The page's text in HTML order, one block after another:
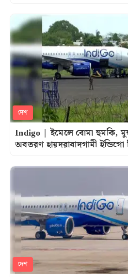
দেশ
Indigo | ইমেলে বোমা হুমকি,
অবতরণ হায়দরাবাদগামী ইন্ডিগো
দেশ